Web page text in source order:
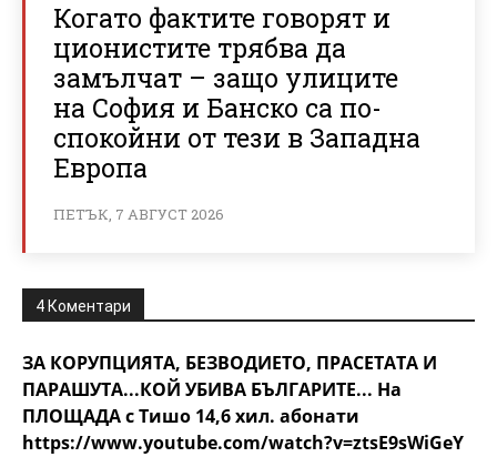
Когато фактите говорят и
ционистите трябва да
замълчат – защо улиците
на София и Банско са по-
спокойни от тези в Западна
Европа
ПЕТЪК, 7 АВГУСТ 2026
4 Коментари
ЗА КОРУПЦИЯТА, БЕЗВОДИЕТО, ПРАСЕТАТА И
ПАРАШУТА...КОЙ УБИВА БЪЛГАРИТЕ... На
ПЛОЩАДА с Тишо 14,6 хил. абонати
https://www.youtube.com/watch?v=ztsE9sWiGeY